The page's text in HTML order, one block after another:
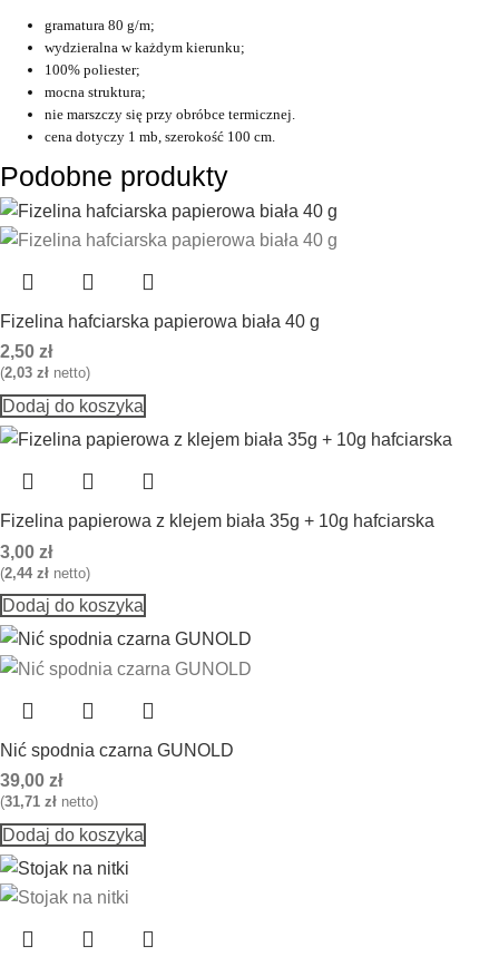
gramatura 80 g/m;
wydzieralna w każdym kierunku;
100% poliester;
mocna struktura;
nie marszczy się przy obróbce termicznej.
cena dotyczy 1 mb, szerokość 100 cm.
Podobne produkty
Fizelina hafciarska papierowa biała 40 g
2,50 zł
(2,03 zł netto)
Dodaj do koszyka
Fizelina papierowa z klejem biała 35g + 10g hafciarska
3,00 zł
(2,44 zł netto)
Dodaj do koszyka
Nić spodnia czarna GUNOLD
39,00 zł
(31,71 zł netto)
Dodaj do koszyka